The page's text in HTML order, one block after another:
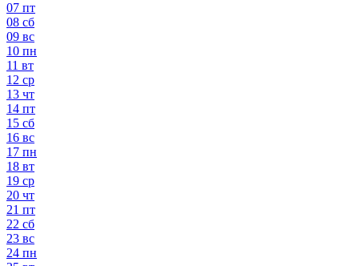
07 пт
08 сб
09 вс
10 пн
11 вт
12 ср
13 чт
14 пт
15 сб
16 вс
17 пн
18 вт
19 ср
20 чт
21 пт
22 сб
23 вс
24 пн